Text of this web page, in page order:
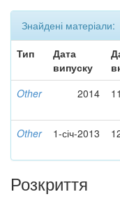
Знайдені матеріали:
Тип
Дата
випуску
Other 2014
Other 1-січ-2013
Розкриття